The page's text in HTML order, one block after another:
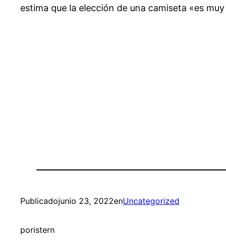
estima que la elección de una camiseta «es
Publicadojunio 23, 2022enUncategorized
poristern